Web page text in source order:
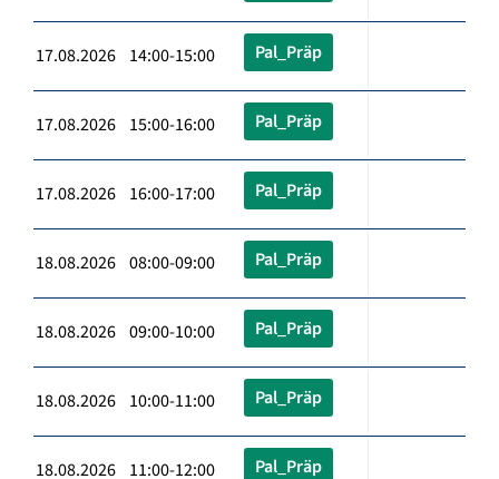
17.08.2026 14:00-15:00 Pal_Präp
17.08.2026 15:00-16:00 Pal_Präp
17.08.2026 16:00-17:00 Pal_Präp
18.08.2026 08:00-09:00 Pal_Präp
18.08.2026 09:00-10:00 Pal_Präp
18.08.2026 10:00-11:00 Pal_Präp
18.08.2026 11:00-12:00 Pal_Präp